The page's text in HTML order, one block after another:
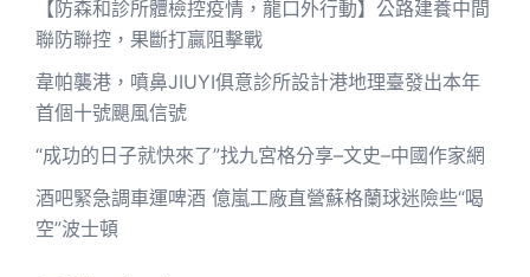
【防森和診所體檢控疫情，龍口外行動】公路建養中間
聯防聯控，果斷打贏阻擊戰
韋帕襲港，噴鼻JIUYI俱意診所設計港地理臺發出本年
首個十號颶風信號
“成功的日子就快來了”找九宮格分享–文史–中國作家網
酒吧緊急調車運啤酒 億嵐工廠直營蘇格蘭球迷險些“喝
空”波士頓